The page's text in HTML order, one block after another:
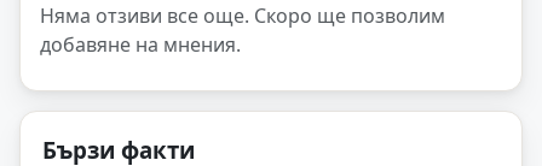
Няма отзиви все още. Скоро ще позволим
добавяне на мнения.
Бързи факти